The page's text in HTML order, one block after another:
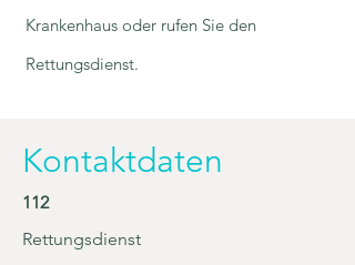
Krankenhaus oder rufen Sie den
Rettungsdienst.
Kontaktdaten
112
Rettungsdienst